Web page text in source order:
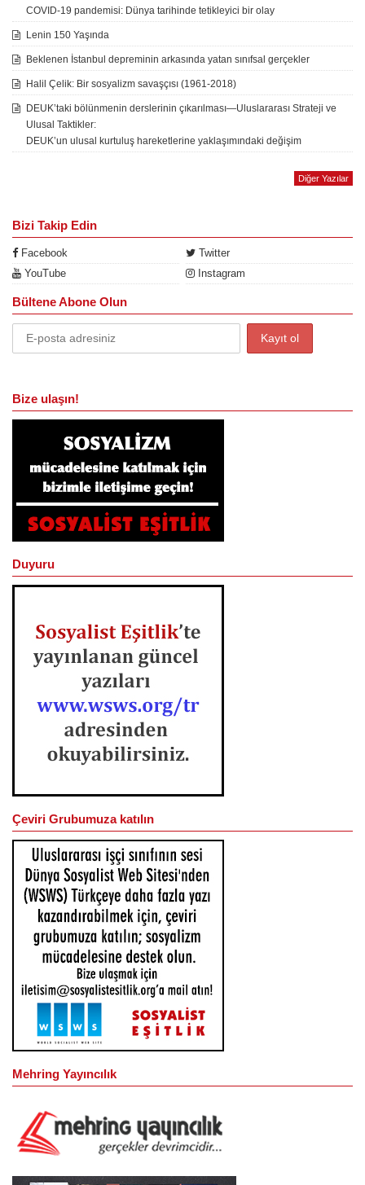
COVID-19 pandemisi: Dünya tarihinde tetikleyici bir olay
Lenin 150 Yaşında
Beklenen İstanbul depreminin arkasında yatan sınıfsal gerçekler
Halil Çelik: Bir sosyalizm savaşçısı (1961-2018)
DEUK’taki bölünmenin derslerinin çıkarılması—Uluslararası Strateji ve
Ulusal Taktikler:
DEUK’un ulusal kurtuluş hareketlerine yaklaşımındaki değişim
Diğer Yazılar
Bizi Takip Edin
Facebook
Twitter
YouTube
Instagram
Bültene Abone Olun
Bize ulaşın!
Duyuru
Çeviri Grubumuza katılın
Mehring Yayıncılık